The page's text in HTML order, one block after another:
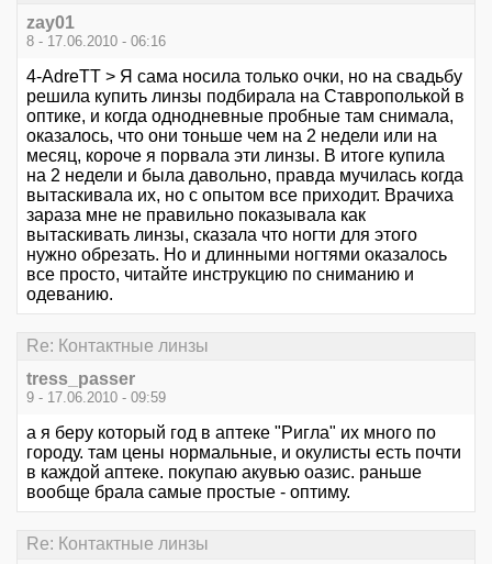
zay01
8 - 17.06.2010 - 06:16
4-AdreTT > Я сама носила только очки, но на свадьбу
решила купить линзы подбирала на Ставрополькой в
оптике, и когда однодневные пробные там снимала,
оказалось, что они тоньше чем на 2 недели или на
месяц, короче я порвала эти линзы. В итоге купила
на 2 недели и была давольно, правда мучилась когда
вытаскивала их, но с опытом все приходит. Врачиха
зараза мне не правильно показывала как
вытаскивать линзы, сказала что ногти для этого
нужно обрезать. Но и длинными ногтями оказалось
все просто, читайте инструкцию по сниманию и
одеванию.
Re: Контактные линзы
tress_passer
9 - 17.06.2010 - 09:59
а я беру который год в аптеке "Ригла" их много по
городу. там цены нормальные, и окулисты есть почти
в каждой аптеке. покупаю акувью оазис. раньше
вообще брала самые простые - оптиму.
Re: Контактные линзы